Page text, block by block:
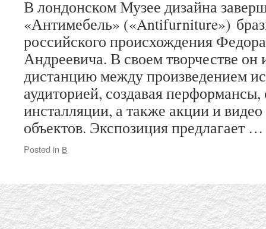
В лондонском Музее дизайна
«Антимебель» («Antifurniture»)
российского происхождения
Андреевича. В своем творчестве он
дистанцию между произведением
аудиторией, создавая
инсталляции, а также акции и
объектов. Экспозиция предлагает
Posted in В